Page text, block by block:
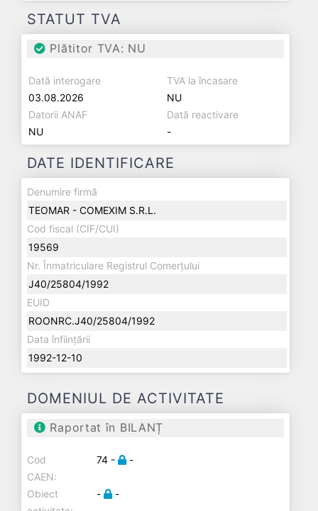
STATUT TVA
Plătitor TVA: NU
Dată interogare
03.08.2026
TVA la încasare
NU
Datorii ANAF
NU
Dată reactivare
-
DATE IDENTIFICARE
Denumire firmă
TEOMAR - COMEXIM S.R.L.
Cod fiscal (CIF/CUI)
19569
Nr. Înmatriculare Registrul Comerțului
J40/25804/1992
EUID
ROONRC.J40/25804/1992
Data înființării
1992-12-10
DOMENIUL DE ACTIVITATE
Raportat în BILANȚ
Cod
CAEN:
74 - -
Obiect
- -